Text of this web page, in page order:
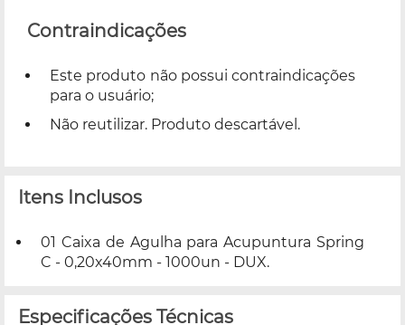
Contraindicações
Este produto não possui contraindicações
para o usuário;
Não reutilizar. Produto descartável.
Itens Inclusos
01 Caixa de Agulha para Acupuntura Spring
C - 0,20x40mm - 1000un - DUX.
Especificações Técnicas